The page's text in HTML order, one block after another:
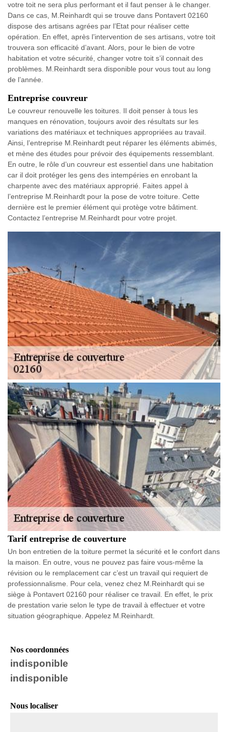
votre toit ne sera plus performant et il faut penser à le changer.
Dans ce cas, M.Reinhardt qui se trouve dans Pontavert 02160
dispose des artisans agrées par l’Etat pour réaliser cette
opération. En effet, après l’intervention de ses artisans, votre toit
trouvera son efficacité d’avant. Alors, pour le bien de votre
habitation et votre sécurité, changer votre toit s’il connait des
problèmes. M.Reinhardt sera disponible pour vous tout au long
de l’année.
Entreprise couvreur
Le couvreur renouvelle les toitures. Il doit penser à tous les
manques en rénovation, toujours avoir des résultats sur les
variations des matériaux et techniques appropriées au travail.
Ainsi, l’entreprise M.Reinhardt peut réparer les éléments abimés,
et mène des études pour prévoir des équipements ressemblant.
En outre, le rôle d’un couvreur est essentiel dans une habitation
car il doit protéger les gens des intempéries en enrobant la
charpente avec des matériaux approprié. Faites appel à
l’entreprise M.Reinhardt pour la pose de votre toiture. Cette
dernière est le premier élément qui protège votre bâtiment.
Contactez l’entreprise M.Reinhardt pour votre projet.
Tarif entreprise de couverture
Un bon entretien de la toiture permet la sécurité et le confort dans
la maison. En outre, vous ne pouvez pas faire vous-même la
révision ou le remplacement car c’est un travail qui requiert de
professionnalisme. Pour cela, venez chez M.Reinhardt qui se
siège à Pontavert 02160 pour réaliser ce travail. En effet, le prix
de prestation varie selon le type de travail à effectuer et votre
situation géographique. Appelez M.Reinhardt.
Nos coordonnées
indisponible
indisponible
Nous localiser